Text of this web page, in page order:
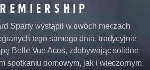
Sparty wystąpił w dwóch meczach
tego samego dnia, tradycyjnie
Belle Vue Aces, zdobywając solidne
spotkaniu domowym, jak i wieczornym